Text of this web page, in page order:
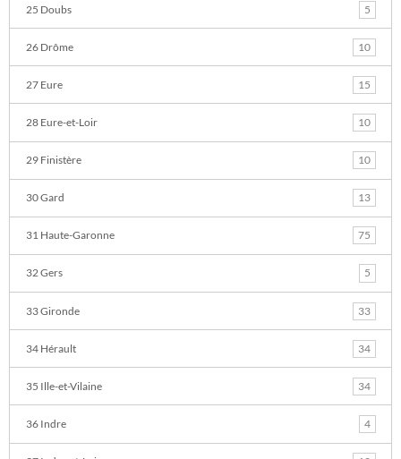
25 Doubs 5
26 Drôme 10
27 Eure 15
28 Eure-et-Loir 10
29 Finistère 10
30 Gard 13
31 Haute-Garonne 75
32 Gers 5
33 Gironde 33
34 Hérault 34
35 Ille-et-Vilaine 34
36 Indre 4